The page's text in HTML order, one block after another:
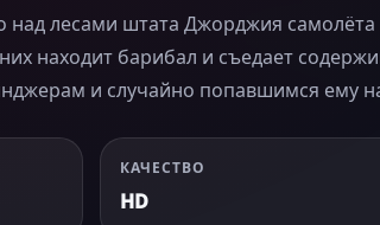
над лесами штата Джорджия
находит барибал и съедает
и случайно попавшимся ему
КАЧЕСТВО
HD